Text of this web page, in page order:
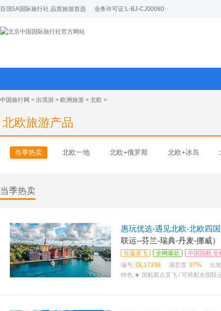
百强5A国际旅行社 品质旅游首选 业务许可证:L-BJ-CJ00080
中国旅行网 > 出境游 > 欧洲旅游 > 北欧 >
北欧旅游产品
当季热卖 北欧一地 北欧+俄罗斯 北欧+冰岛
当季热卖
惠玩优选-遇见北欧-北欧四
联运--芬兰-瑞典-丹麦-挪威）
往返直飞 全网爆款
中国国航 全
编号: GL17336 满意度: 97%
出
特色:★ 国航双点直飞 / 可搭配全国联